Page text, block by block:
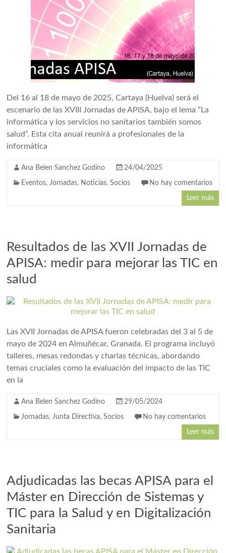
Del 16 al 18 de mayo de 2025, Cartaya (Huelva) será el
escenario de las XVIII Jornadas de APISA, bajo el lema “La
informática y los servicios no sanitarios también somos
salud”. Esta cita anual reunirá a profesionales de la
informática
Ana Belen Sanchez Godino 24/04/2025
Eventos,Jornadas, Noticias,Socios No hay comentarios
Leer más
Resultados de las XVII Jornadas de
APISA: medir para mejorar las TIC en
salud
Las XVII Jornadas de APISA fueron celebradas del 3 al 5 de
mayo de 2024 en Almuñécar, Granada. El programa incluyó
talleres, mesas redondas y charlas técnicas, abordando
temas cruciales como la evaluación del impacto de las TIC
en la
Ana Belen Sanchez Godino 29/05/2024
Jornadas,Junta Directiva,Socios No hay comentarios
Leer más
Adjudicadas las becas APISA para el
Máster en Dirección de Sistemas y
TIC para la Salud y en Digitalización
Sanitaria